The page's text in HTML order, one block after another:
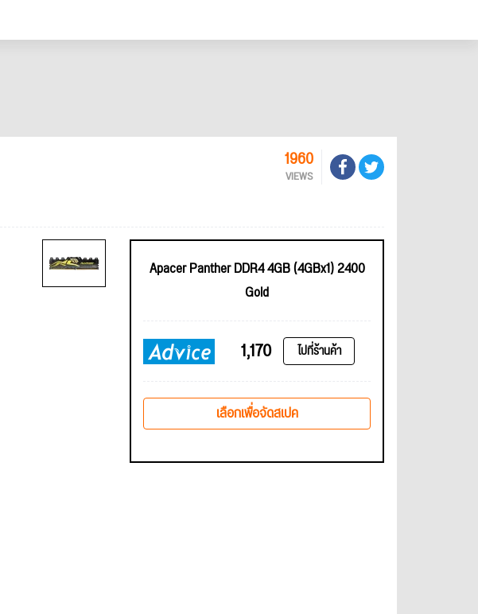
1960
VIEWS
Apacer Panther DDR4 4GB (4GBx1) 2400
Gold
1,170 ไปที่ร้านค้า
เลือกเพื่อจัดสเปค